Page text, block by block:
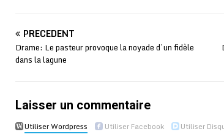
PRÉCÉDENT
Drame: Le pasteur provoque la noyade d’un fidèle
dans la lagune
Laisser un commentaire
Utiliser Wordpress Utiliser Facebook Utiliser